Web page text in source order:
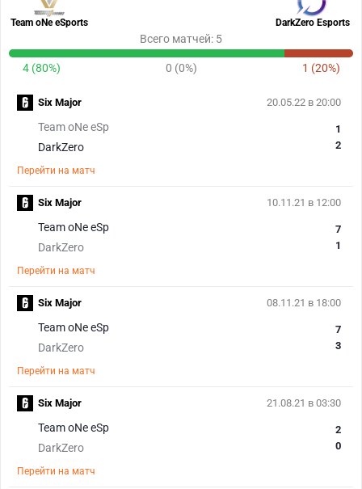
Team oNe eSports DarkZero Esports
Всего матчей: 5
4 (80%) 0 (0%) 1 (20%)
20.05.22 в 20:00
Team oNe eSp
DarkZero
1
2
Перейти на матч
Six Major
10.11.21 в 12:00
Team oNe eSp
DarkZero
7
1
Перейти на матч
Six Major
08.11.21 в 18:00
Team oNe eSp
DarkZero
7
3
Перейти на матч
Six Major
21.08.21 в 03:30
Team oNe eSp
DarkZero
2
0
Перейти на матч
Six Major